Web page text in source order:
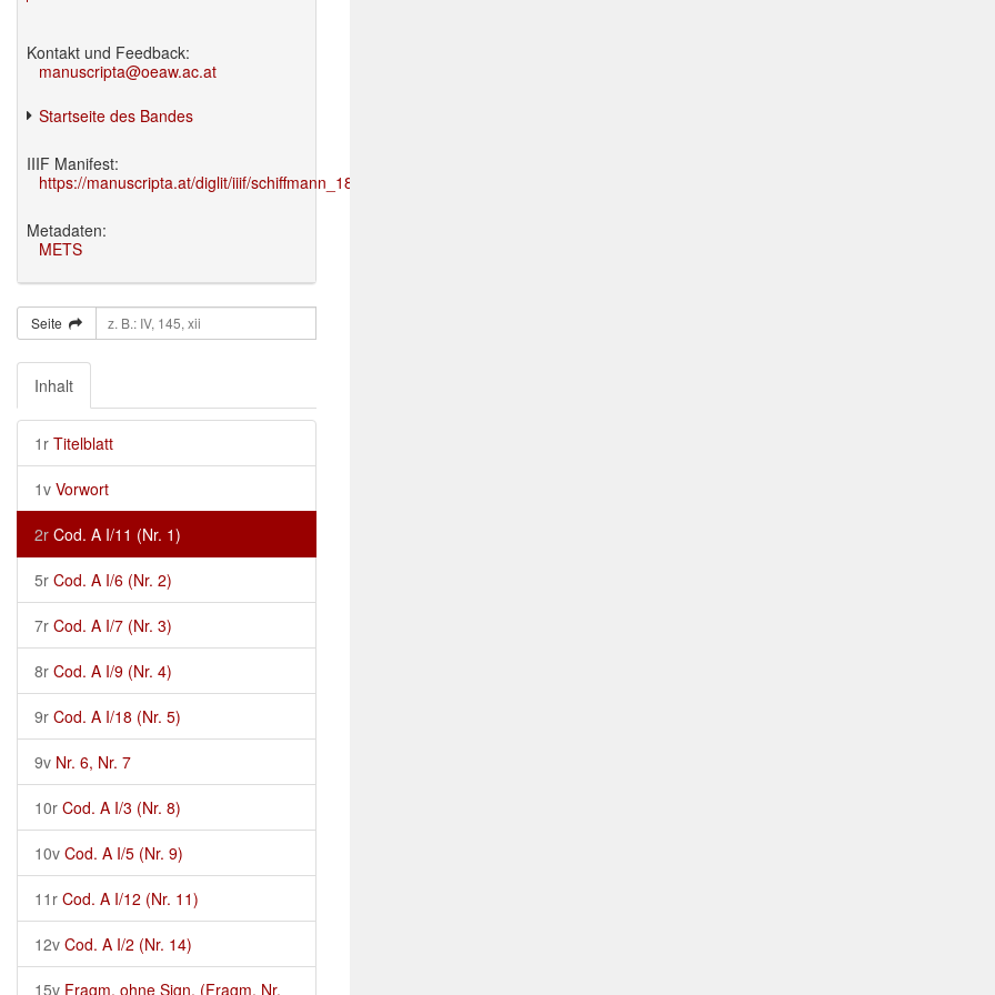
Kontakt und Feedback:
manuscripta@oeaw.ac.at
Startseite des Bandes
IIIF Manifest:
https://manuscripta.at/diglit/iiif/schiffmann_1895/manifest.json
Metadaten:
METS
Seite
Inhalt
1r Titelblatt
1v Vorwort
2r Cod. A I/11 (Nr. 1)
5r Cod. A I/6 (Nr. 2)
7r Cod. A I/7 (Nr. 3)
8r Cod. A I/9 (Nr. 4)
9r Cod. A I/18 (Nr. 5)
9v Nr. 6, Nr. 7
10r Cod. A I/3 (Nr. 8)
10v Cod. A I/5 (Nr. 9)
11r Cod. A I/12 (Nr. 11)
12v Cod. A I/2 (Nr. 14)
15v Fragm. ohne Sign. (Fragm. Nr.